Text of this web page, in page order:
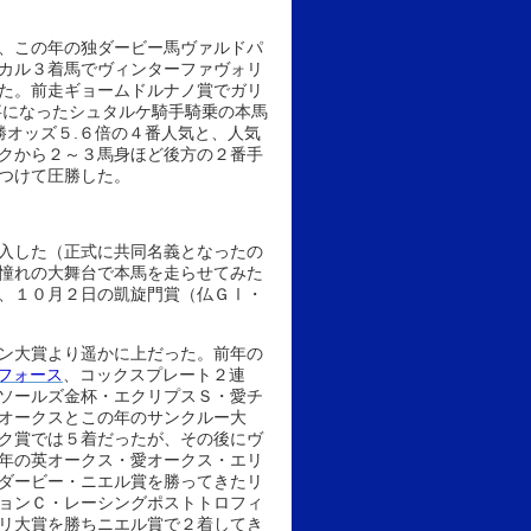
この年の独ダービー馬ヴァルドパ
ル３着馬でヴィンターファヴォリ
。前走ギョームドルナノ賞でガリ
なったシュタルケ騎手騎乗の本馬
ッズ５.６倍の４番人気と、人気
から２～３馬身ほど後方の２番手
けて圧勝した。
した（正式に共同名義となったの
れの大舞台で本馬を走らせてみた
１０月２日の凱旋門賞（仏ＧⅠ・
大賞より遥かに上だった。前年の
ォース
、コックスプレート２連
ールズ金杯・エクリプスＳ・愛チ
ークスとこの年のサンクルー大
賞では５着だったが、その後にヴ
の英オークス・愛オークス・エリ
ービー・ニエル賞を勝ってきたリ
ンＣ・レーシングポストトロフィ
大賞を勝ちニエル賞で２着してき